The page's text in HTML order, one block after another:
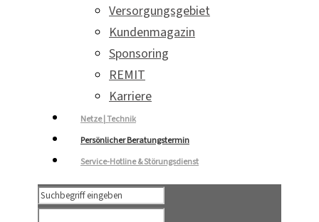
Versorgungsgebiet
Kundenmagazin
Sponsoring
REMIT
Karriere
Netze | Technik
Persönlicher Beratungstermin
Service-Hotline & Störungsdienst